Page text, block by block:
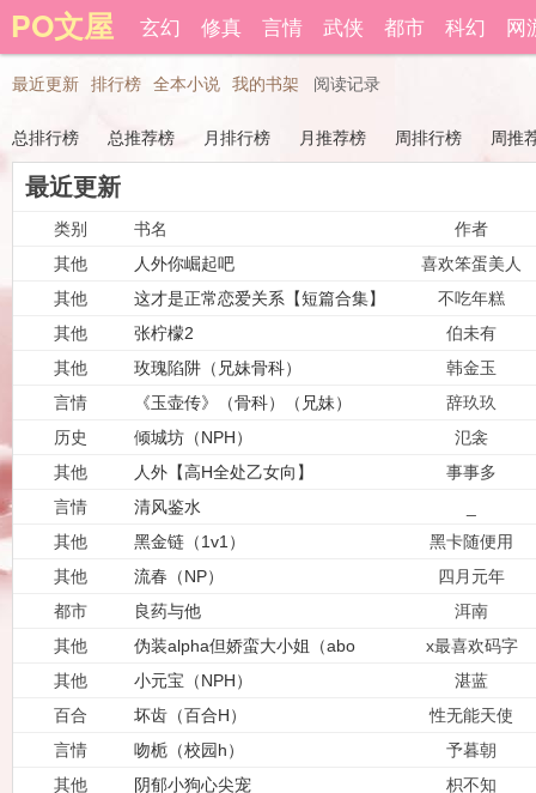
PO文屋 玄幻 修真 言情 武侠 都市 科幻 网
登录后可以拥有藏书和下载书籍功能。
最近更新
排行榜 全本小说 我的书架 阅读记录
总排行榜 总推荐榜 月排行榜 月推荐榜 周排行榜 周推
最近更新
类别 书名
作者
其他
人外你崛起吧
喜欢笨蛋美人
其他
这才是正常恋爱关系【短篇合集】
不吃年糕
其他
张柠檬2
伯未有
其他
玫瑰陷阱（兄妹骨科）
韩金玉
言情
《玉壶传》（骨科）（兄妹）
（np）
辞玖玖
历史
倾城坊（NPH）
氾衾
其他
人外【高H全处乙女向】
事事多
言情
清风鉴水
其他
黑金链（1v1）
黑卡随便用
其他
流春（NP）
四月元年
都市
良药与他
洱南
其他
伪装alpha但娇蛮大小姐（abo
NPH）
x最喜欢码字
其他
小元宝（NPH）
湛蓝
百合
坏齿（百合H）
性无能天使
言情
吻栀（校园h）
予暮朝
其他
阴郁小狗心尖宠
枳不知